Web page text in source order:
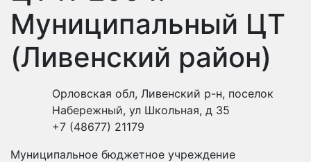
Муниципальный ЦТ
(Ливенский район)
Орловская обл, Ливенский р-н, поселок
Набережный, ул Школьная, д 35
+7 (48677) 21179
Муниципальное бюджетное учреждение